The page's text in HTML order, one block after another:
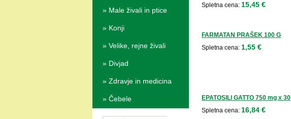
» Male živali in ptice
» Konji
» Velike, rejne živali
» Divjad
» Zdravje in medicina
» Čebele
Spletna cena: 15,45 €
FARMATAN PRAŠEK 100 G
Spletna cena: 1,55 €
EPATOSILl GATTO 750 mg x 30
Spletna cena: 16,84 €